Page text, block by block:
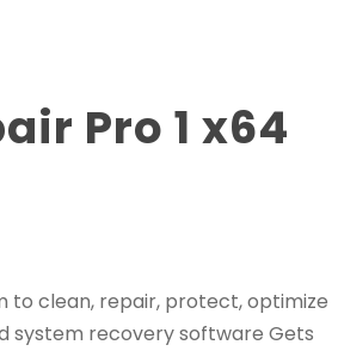
Pro 1 x64
to clean, repair, protect, optimize
system recovery software Gets